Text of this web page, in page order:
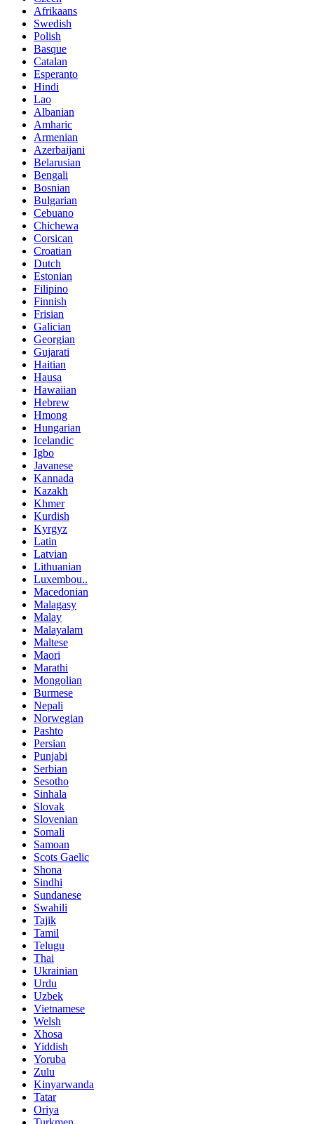
Afrikaans
Swedish
Polish
Basque
Catalan
Esperanto
Hindi
Lao
Albanian
Amharic
Armenian
Azerbaijani
Belarusian
Bengali
Bosnian
Bulgarian
Cebuano
Chichewa
Corsican
Croatian
Dutch
Estonian
Filipino
Finnish
Frisian
Galician
Georgian
Gujarati
Haitian
Hausa
Hawaiian
Hebrew
Hmong
Hungarian
Icelandic
Igbo
Javanese
Kannada
Kazakh
Khmer
Kurdish
Kyrgyz
Latin
Latvian
Lithuanian
Luxembou..
Macedonian
Malagasy
Malay
Malayalam
Maltese
Maori
Marathi
Mongolian
Burmese
Nepali
Norwegian
Pashto
Persian
Punjabi
Serbian
Sesotho
Sinhala
Slovak
Slovenian
Somali
Samoan
Scots Gaelic
Shona
Sindhi
Sundanese
Swahili
Tajik
Tamil
Telugu
Thai
Ukrainian
Urdu
Uzbek
Vietnamese
Welsh
Xhosa
Yiddish
Yoruba
Zulu
Kinyarwanda
Tatar
Oriya